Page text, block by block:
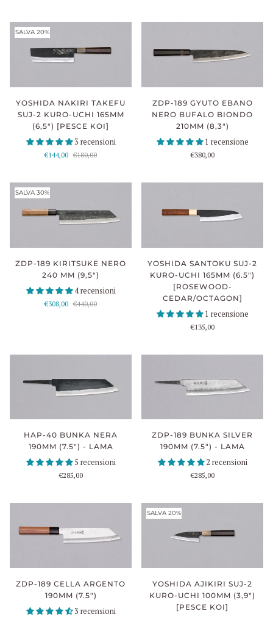
SALVA 20%
YOSHIDA NAKIRI TAKEFU
SUJ-2 KURO-UCHI 165MM
(6,5") [PESCE KOI]
3 recensioni
€144,00 €180,00
ZDP-189 GYUTO EBANO
NERO BUFALO BIONDO
210MM (8,3")
1 recensione
€380,00
SALVA 30%
ZDP-189 KIRITSUKE NERO
240 MM (9,5")
4 recensioni
€308,00 €440,00
YOSHIDA SANTOKU SUJ-2
KURO-UCHI 165MM (6.5")
[ROSEWOOD-
CEDAR/OCTAGON]
1 recensione
€135,00
HAP-40 BUNKA NERA
190MM (7.5") - LAMA
5 recensioni
€285,00
ZDP-189 BUNKA SILVER
190MM (7.5") - LAMA
2 recensioni
€285,00
ZDP-189 CELLA ARGENTO
190MM (7.5")
3 recensioni
SALVA 20%
YOSHIDA AJIKIRI SUJ-2
KURO-UCHI 100MM (3,9")
[PESCE KOI]